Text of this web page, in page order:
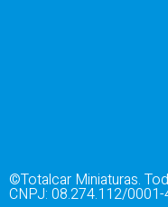
©Totalcar Miniaturas.
CNPJ: 08.274.112/